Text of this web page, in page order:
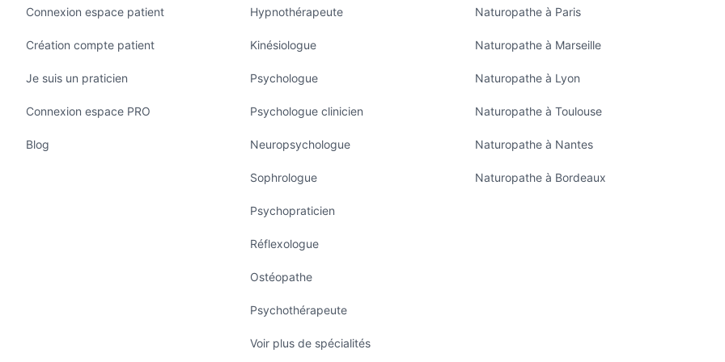
de mon accompagnement.
DU BIEN-ÊTRE
:
manière équilibrée et réaliste. Mon rôle n’est pas
Il s’agit d’un entretien approfondi
Connexion espace patient
Création compte patient
Je suis un praticien
Connexion espace PRO
Blog
Hypnothérapeute
Kinésiologue
Psychologue
Psychologue clinicien
Neuropsychologue
Sophrologue
Psychopraticien
Réflexologue
Ostéopathe
Psychothérapeute
Voir plus de spécialités
Naturopathe à Paris
Naturopathe à Marseille
Naturopathe à Lyon
Naturopathe à Toulouse
Naturopathe à Nantes
Naturopathe à Bordeaux